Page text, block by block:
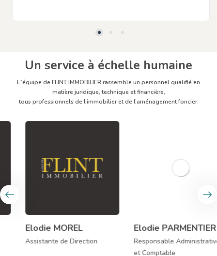
Un service à échelle humaine
L’’équipe de FLINT IMMOBILIER rassemble un personnel qualifié en
matière juridique, technique et financière,
tous professionnels de l’immobilier et de l’aménagement foncier.
Elodie MOREL
Assistante de Direction
Elodie PARMENTIER
Responsable Administrative
et Comptable